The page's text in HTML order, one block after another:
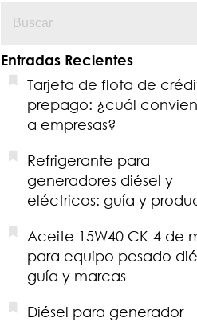
Entradas Recientes
Tarjeta de flota de
prepago: ¿cuál
a empresas?
Refrigerante para
generadores diésel y
eléctricos: guía y
Aceite 15W40 CK-4 de
para equipo pesado
guía y marcas
Diésel para generador